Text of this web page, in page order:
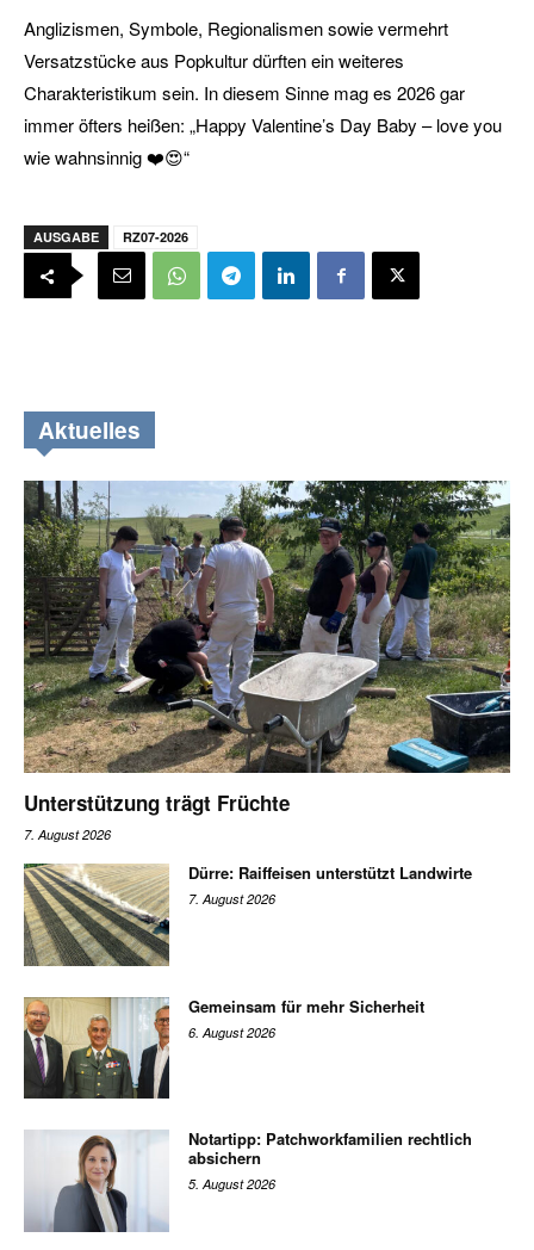
Anglizismen, Symbole, Regionalismen sowie vermehrt
Versatzstücke aus Popkultur dürften ein weiteres
Charakteristikum sein. In diesem Sinne mag es 2026 gar
immer öfters heißen: „Happy Valentine’s Day Baby – love you
wie wahnsinnig ❤️😍“
AUSGABE RZ07-2026
Aktuelles
Unterstützung trägt Früchte
7. August 2026
Dürre: Raiffeisen unterstützt Landwirte
7. August 2026
Gemeinsam für mehr Sicherheit
6. August 2026
Notartipp: Patchworkfamilien rechtlich
absichern
5. August 2026